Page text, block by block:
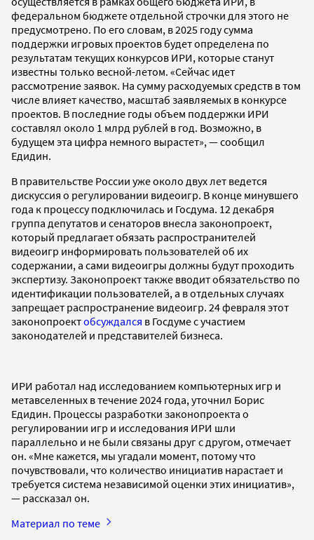
федеральном бюджете отдельной строчки для этого не
предусмотрено. По его словам, в 2025 году сумма
поддержки игровых проектов будет определена по
результатам текущих конкурсов ИРИ, которые станут
известны только весной-летом. «Сейчас идет
рассмотрение заявок. На сумму расходуемых средств в том
числе влияет качество, масштаб заявляемых в конкурсе
проектов. В последние годы объем поддержки ИРИ
составлял около 1 млрд рублей в год. Возможно, в
будущем эта цифра немного вырастет», — сообщил
Едидин.
В правительстве России уже около двух лет ведется
дискуссия о регулировании видеоигр. В конце минувшего
года к процессу подключилась и Госдума. 12 декабря
группа депутатов и сенаторов внесла законопроект,
который предлагает обязать распространителей
видеоигр информировать пользователей об их
содержании, а сами видеоигры должны будут проходить
экспертизу. Законопроект также вводит обязательство по
идентификации пользователей, а в отдельных случаях
запрещает распространение видеоигр. 24 февраля этот
законопроектобсуждался в Госдуме с участием
законодателей и представителей бизнеса.
ИРИ работал над исследованием компьютерных игр и
метавселенных в течение 2024 года, уточнил Борис
Едидин. Процессы разработки законопроекта о
регулировании игр и исследования ИРИ шли
параллельно и не были связаны друг с другом, отмечает
он. «Мне кажется, мы угадали момент, потому что
почувствовали, что количество инициатив нарастает и
требуется система независимой оценки этих инициатив»,
— рассказал он.
Материал по теме